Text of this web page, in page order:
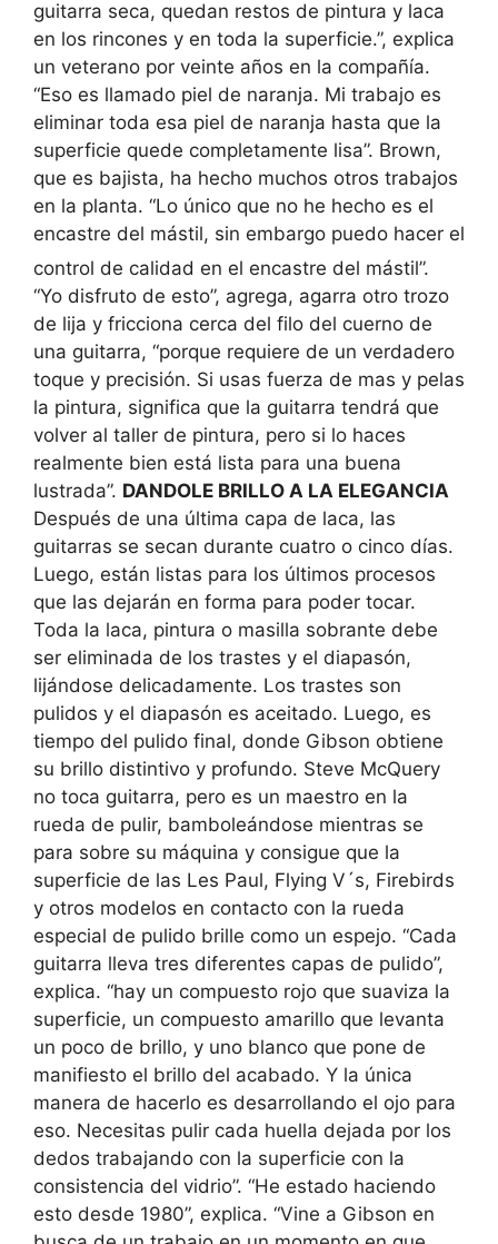
guitarra seca, quedan restos de pintura y laca
en los rincones y en toda la superficie.”, explica
un veterano por veinte años en la compañía.
“Eso es llamado piel de naranja. Mi trabajo es
eliminar toda esa piel de naranja hasta que la
superficie quede completamente lisa”. Brown,
que es bajista, ha hecho muchos otros trabajos
en la planta. “Lo único que no he hecho es el
encastre del mástil, sin embargo puedo hacer el
control de calidad en el encastre del mástil”.
“Yo disfruto de esto”, agrega, agarra otro trozo
de lija y fricciona cerca del filo del cuerno de
una guitarra, “porque requiere de un verdadero
toque y precisión. Si usas fuerza de mas y pelas
la pintura, significa que la guitarra tendrá que
volver al taller de pintura, pero si lo haces
realmente bien está lista para una buena
lustrada”. DANDOLE BRILLO A LA ELEGANCIA
Después de una última capa de laca, las
guitarras se secan durante cuatro o cinco días.
Luego, están listas para los últimos procesos
que las dejarán en forma para poder tocar.
Toda la laca, pintura o masilla sobrante debe
ser eliminada de los trastes y el diapasón,
lijándose delicadamente. Los trastes son
pulidos y el diapasón es aceitado. Luego, es
tiempo del pulido final, donde Gibson obtiene
su brillo distintivo y profundo. Steve McQuery
no toca guitarra, pero es un maestro en la
rueda de pulir, bamboleándose mientras se
para sobre su máquina y consigue que la
superficie de las Les Paul, Flying V´s, Firebirds
y otros modelos en contacto con la rueda
especial de pulido brille como un espejo. “Cada
guitarra lleva tres diferentes capas de pulido”,
explica. “hay un compuesto rojo que suaviza la
superficie, un compuesto amarillo que levanta
un poco de brillo, y uno blanco que pone de
manifiesto el brillo del acabado. Y la única
manera de hacerlo es desarrollando el ojo para
eso. Necesitas pulir cada huella dejada por los
dedos trabajando con la superficie con la
consistencia del vidrio”. “He estado haciendo
esto desde 1980”, explica. “Vine a Gibson en